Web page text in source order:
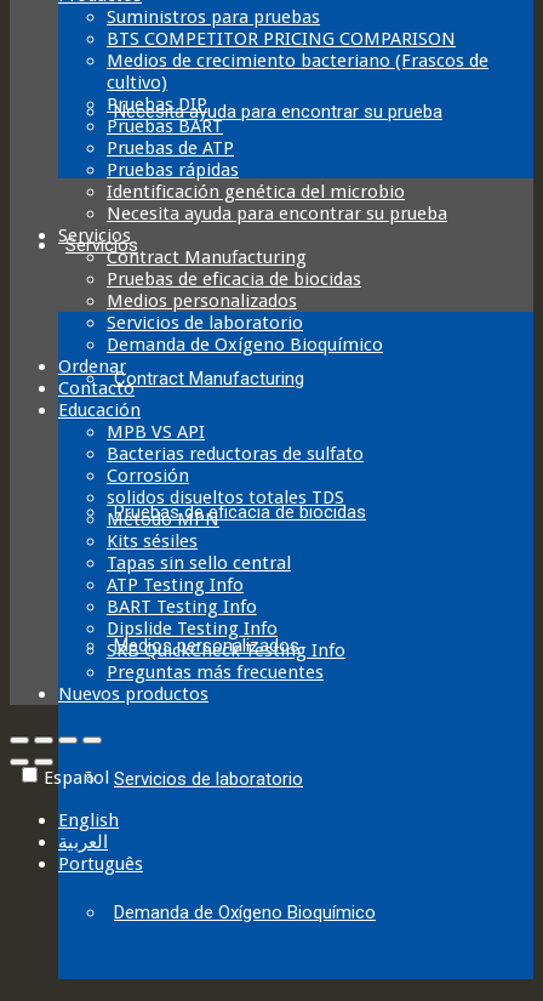
Necesita ayuda para encontrar su prueba
Servicios
Contract Manufacturing
Pruebas de eficacia de biocidas
Medios personalizados
Servicios de laboratorio
Demanda de Oxígeno Bioquímico
Suministros para pruebas
BTS COMPETITOR PRICING COMPARISON
Medios de crecimiento bacteriano (Frascos de
cultivo)
Pruebas DIP
Pruebas BART
Pruebas de ATP
Pruebas rápidas
Identificación genética del microbio
Necesita ayuda para encontrar su prueba
Servicios
Contract Manufacturing
Pruebas de eficacia de biocidas
Medios personalizados
Servicios de laboratorio
Demanda de Oxígeno Bioquímico
Ordenar
Contacto
Educación
MPB VS API
Bacterias reductoras de sulfato
Corrosión
solidos disueltos totales TDS
Método MPN
Kits sésiles
Tapas sin sello central
ATP Testing Info
BART Testing Info
Dipslide Testing Info
SRB QuickCheck Testing Info
Preguntas más frecuentes
Nuevos productos
Español
English
العربية‏
Português